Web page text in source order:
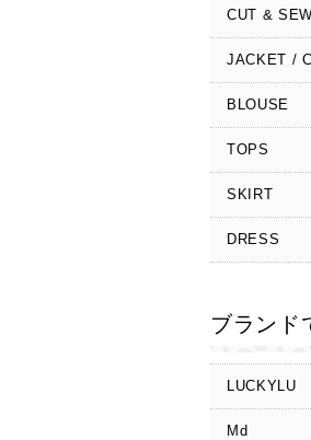
CUT &
JACKET /
BLOUSE
TOPS
SKIRT
DRESS
ブランド
LUCKYLU
Md